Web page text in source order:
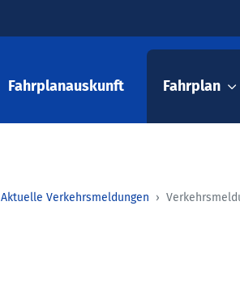
Fahrplanauskunft Fahrplan
Aktuelle Verkehrsmeldungen